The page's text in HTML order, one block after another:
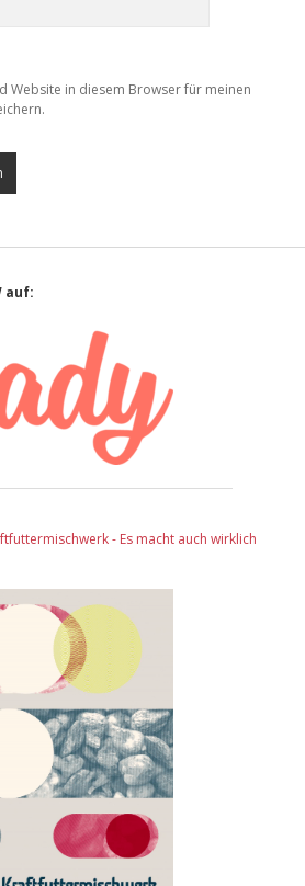
Website in diesem Browser für meinen
auf:
- Es macht auch wirklich